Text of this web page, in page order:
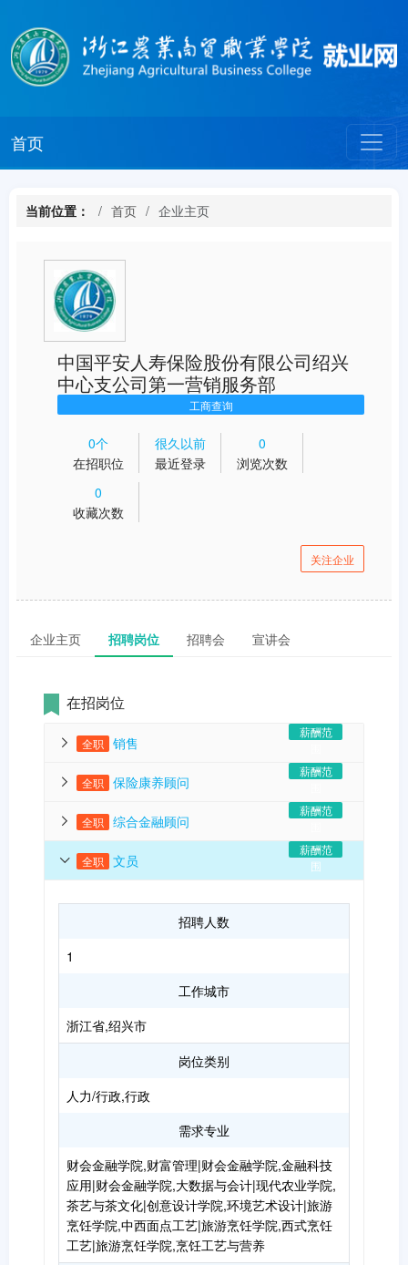
首页
当前位置： 首页 企业主页
中国平安人寿保险股份有限公司绍兴
中心支公司第一营销服务部
工商查询
0个
在招职位
很久以前
最近登录
0
浏览次数
0
收藏次数
关注企业
企业主页 招聘岗位 招聘会 宣讲会
在招岗位
全职 销售
薪酬范
15000
全职 保险康养顾问
薪酬范
20000
全职 综合金融顾问
薪酬范
15000-
20000
全职 文员
薪酬范
围
5000以下
招聘人数
1
工作城市
浙江省,绍兴市
岗位类别
人力/行政,行政
需求专业
财会金融学院,财富管理|财会金融学院,金融科技
应用|财会金融学院,大数据与会计|现代农业学院,
茶艺与茶文化|创意设计学院,环境艺术设计|旅游
烹饪学院,中西面点工艺|旅游烹饪学院,西式烹饪
工艺|旅游烹饪学院,烹饪工艺与营养